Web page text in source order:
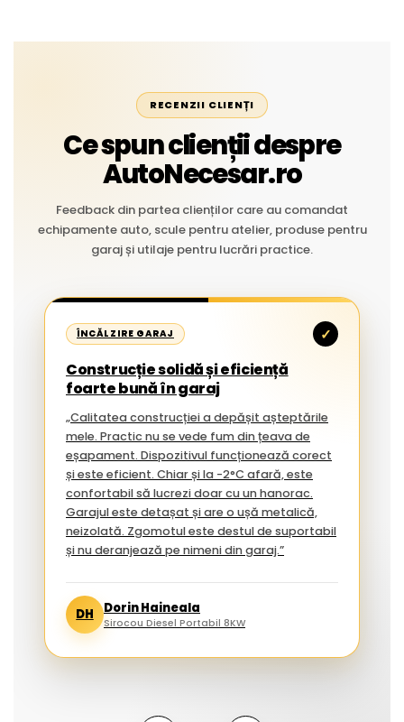
RECENZII CLIENȚI
Ce spun clienții despre
AutoNecesar.ro
Feedback din partea clienților care au comandat
echipamente auto, scule pentru atelier, produse pentru
garaj și utilaje pentru lucrări practice.
ÎNCĂLZIRE GARAJ ✓
Construcție solidă și eficiență
foarte bună în garaj
„Calitatea construcției a depășit așteptările
mele. Practic nu se vede fum din țeava de
eșapament. Dispozitivul funcționează corect
și este eficient. Chiar și la -2°C afară, este
confortabil să lucrezi doar cu un hanorac.
Garajul este detașat și are o ușă metalică,
neizolată. Zgomotul este destul de suportabil
și nu deranjează pe nimeni din garaj.”
DH Dorin Haineala
Sirocou Diesel Portabil 8KW